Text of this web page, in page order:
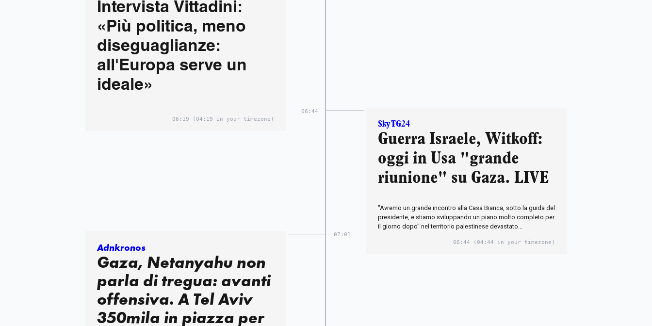
Intervista Vittadini:
«Più politica, meno
diseguaglianze:
all'Europa serve un
ideale»
06:19 (04:19 in your timezone)
06:44
Sky TG24
Guerra Israele, Witkoff:
oggi in Usa "grande
riunione" su Gaza. LIVE
"Avremo un grande incontro alla Casa Bianca, sotto la guida del
presidente, e stiamo sviluppando un piano molto completo per
il giorno dopo" nel territorio palestinese devastato...
06:44 (04:44 in your timezone)
07:01
Adnkronos
Gaza, Netanyahu non
parla di tregua: avanti
offensiva. A Tel Aviv
350mila in piazza per